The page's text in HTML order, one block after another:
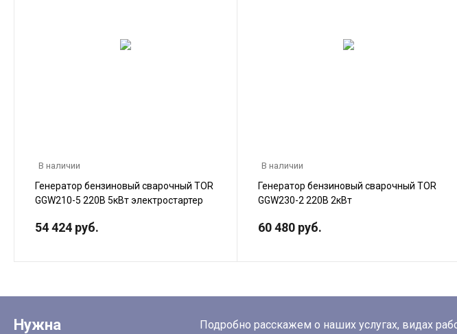
В наличии
Генератор бензиновый сварочный TOR
GGW210-5 220В 5кВт электростартер
54 424 руб.
В наличии
Генератор бензиновый сварочный TOR
GGW230-2 220В 2кВт
60 480 руб.
Нужна
Подробно расскажем о наших услугах, видах